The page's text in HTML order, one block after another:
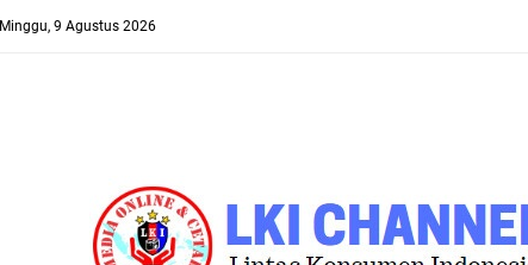
Minggu, 9 Agustus 2026